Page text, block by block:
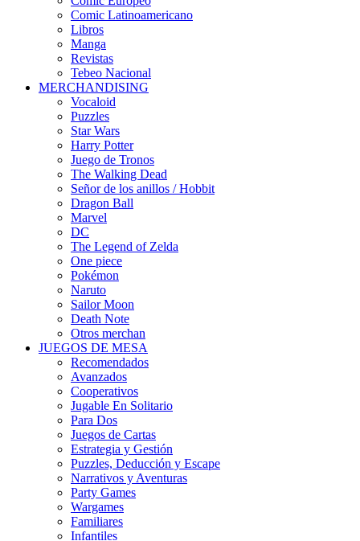
Comic Latinoamericano
Libros
Manga
Revistas
Tebeo Nacional
MERCHANDISING
Vocaloid
Puzzles
Star Wars
Harry Potter
Juego de Tronos
The Walking Dead
Señor de los anillos / Hobbit
Dragon Ball
Marvel
DC
The Legend of Zelda
One piece
Pokémon
Naruto
Sailor Moon
Death Note
Otros merchan
JUEGOS DE MESA
Recomendados
Avanzados
Cooperativos
Jugable En Solitario
Para Dos
Juegos de Cartas
Estrategia y Gestión
Puzzles, Deducción y Escape
Narrativos y Aventuras
Party Games
Wargames
Familiares
Infantiles